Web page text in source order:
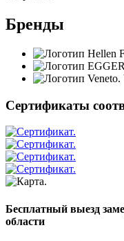
Бренды
Сертификаты
Бесплатный выезд
области